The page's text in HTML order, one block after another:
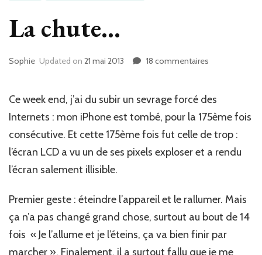
La chute…
Sophie Updated on 21 mai 2013 18 commentaires
Ce week end, j’ai du subir un sevrage forcé des
Internets : mon iPhone est tombé, pour la 175ème fois
consécutive. Et cette 175ème fois fut celle de trop :
l’écran LCD a vu un de ses pixels exploser et a rendu
l’écran salement illisible.
Premier geste : éteindre l’appareil et le rallumer. Mais
ça n’a pas changé grand chose, surtout au bout de 14
fois « Je l’allume et je l’éteins, ça va bien finir par
marcher ». Finalement, il a surtout fallu que je me